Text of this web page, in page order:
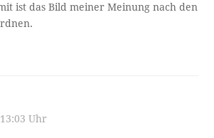
ist das Bild meiner Meinung nach den
Uhr